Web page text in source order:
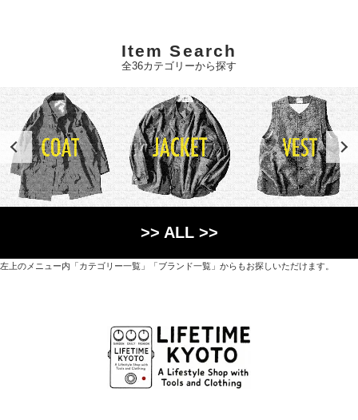
Item Search
全36カテゴリーから探す
>> ALL >>
左上のメニュー内「カテゴリー一覧」「ブランド一覧」からもお探しいただけます。
オリジナルを含むファッションアイテムが中心の
京都・紫野にあるライフスタイルショップです。
京都府京都市北区紫野上築山町21（1階と2階）